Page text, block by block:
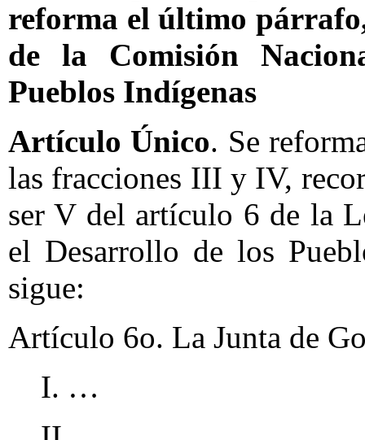
reforma el último
de la Comisión
Pueblos Indígenas
Artículo Único. Se
las fracciones III y IV,
ser V del artículo 6 de la
el Desarrollo de los
sigue:
Artículo 6o. La Junta de
I. …